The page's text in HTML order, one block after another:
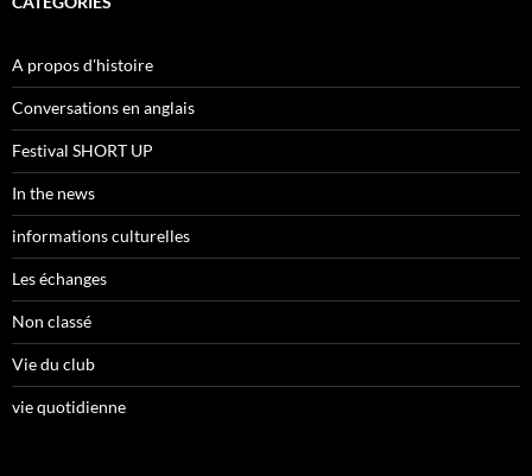
A propos d'histoire
Conversations en anglais
Festival SHORT UP
In the news
informations culturelles
Les échanges
Non classé
Vie du club
vie quotidienne